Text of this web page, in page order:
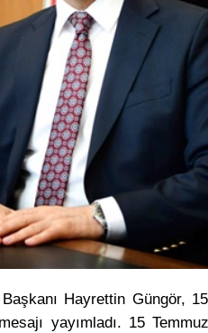
Hayrettin Güngör,
yayımladı. 15